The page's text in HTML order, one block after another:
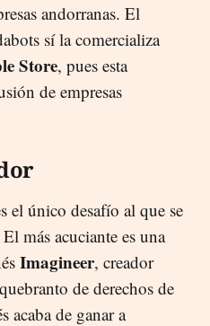
andorranas. El
sí la comercializa
Store, pues esta
de empresas
el único desafío al que se
más acuciante es una
Imagineer, creador
de derechos de
acaba de ganar a